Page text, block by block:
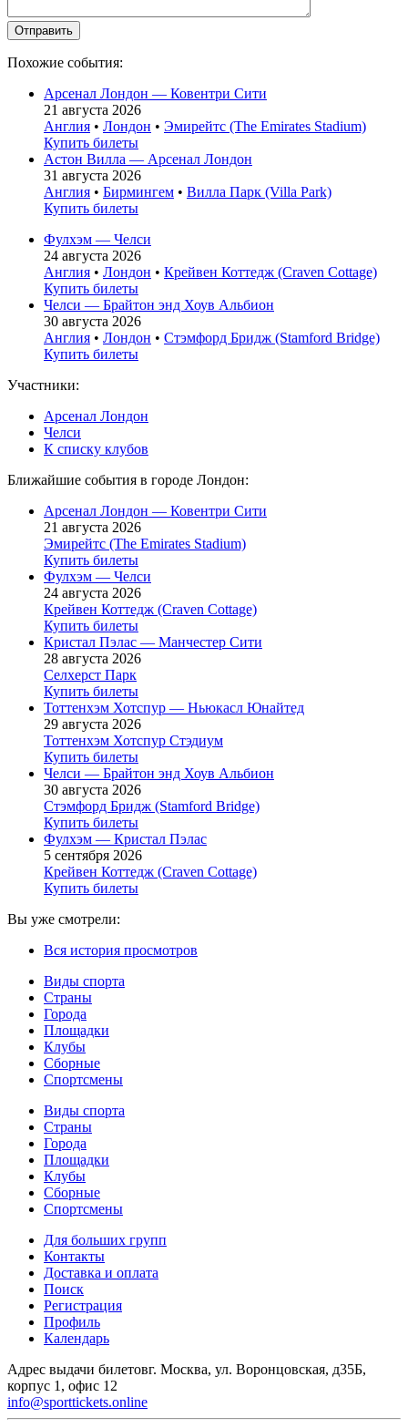
Похожие события:
Арсенал Лондон — Ковентри Сити
21 августа 2026
Англия • Лондон • Эмирейтс (The Emirates Stadium)
Купить билеты
Астон Вилла — Арсенал Лондон
31 августа 2026
Англия • Бирмингем • Вилла Парк (Villa Park)
Купить билеты
Фулхэм — Челси
24 августа 2026
Англия • Лондон • Крейвен Коттедж (Craven Cottage)
Купить билеты
Челси — Брайтон энд Хоув Альбион
30 августа 2026
Англия • Лондон • Стэмфорд Бридж (Stamford Bridge)
Купить билеты
Участники:
Арсенал Лондон
Челси
К списку клубов
Ближайшие события в городе Лондон:
Арсенал Лондон — Ковентри Сити
21 августа 2026
Эмирейтс (The Emirates Stadium)
Купить билеты
Фулхэм — Челси
24 августа 2026
Крейвен Коттедж (Craven Cottage)
Купить билеты
Кристал Пэлас — Манчестер Сити
28 августа 2026
Селхерст Парк
Купить билеты
Тоттенхэм Хотспур — Ньюкасл Юнайтед
29 августа 2026
Тоттенхэм Хотспур Стэдиум
Купить билеты
Челси — Брайтон энд Хоув Альбион
30 августа 2026
Стэмфорд Бридж (Stamford Bridge)
Купить билеты
Фулхэм — Кристал Пэлас
5 сентября 2026
Крейвен Коттедж (Craven Cottage)
Купить билеты
Вы уже смотрели:
Вся история просмотров
Виды спорта
Страны
Города
Площадки
Клубы
Сборные
Спортсмены
Виды спорта
Страны
Города
Площадки
Клубы
Сборные
Спортсмены
Для больших групп
Контакты
Доставка и оплата
Поиск
Регистрация
Профиль
Календарь
Адрес выдачи билетовг. Москва, ул. Воронцовская, д35Б,
корпус 1, офис 12
info@sporttickets.online